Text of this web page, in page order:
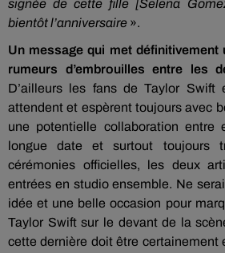
signée de cette fille [Selena
bientôt l’anniversaire ».
Un message qui met
rumeurs d’embrouilles entre les
D’ailleurs les fans de Taylor Swift
attendent et espèrent toujours avec
une potentielle collaboration entre
longue date et surtout toujours
cérémonies officielles, les deux
entrées en studio ensemble. Ne
idée et une belle occasion pour
Taylor Swift sur le devant de la
cette dernière doit être certainement